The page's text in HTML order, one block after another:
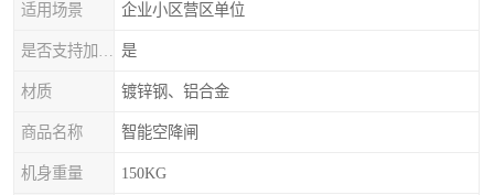
适用场景 企业小区营区单位
是
材质 镀锌钢、铝合金
商品名称 智能空降闸
机身重量 150KG